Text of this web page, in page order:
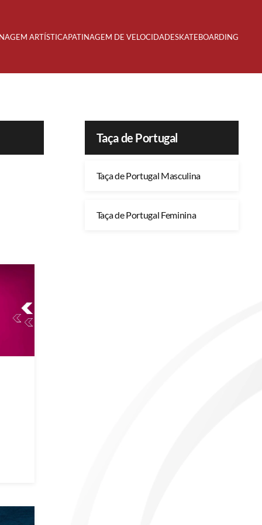
ARTÍSTICAPATINAGEM DE VELOCIDADESKATEBOARDING
Taça de Portugal
Taça de Portugal Masculina
Taça de Portugal Feminina